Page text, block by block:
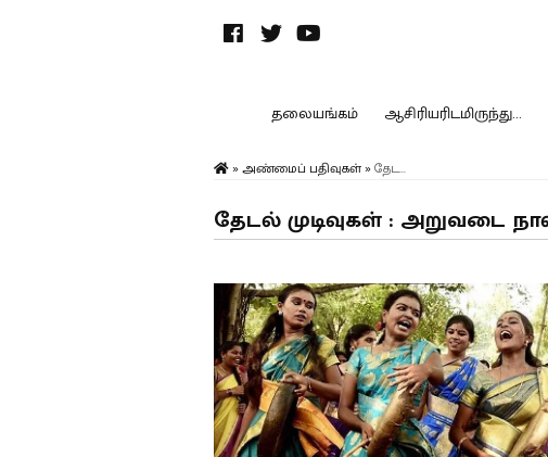
தலையங்கம் ஆசிரியரிடமிருந்து...
» அண்மைப் பதிவுகள்» தேட...
தேடல் முடிவுகள் : அறுவடை